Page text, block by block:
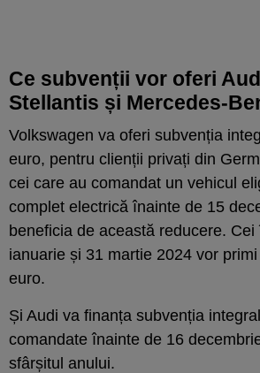
Ce subvenții vor oferi
Stellantis și Mercedes-
Volkswagen va oferi subvenția
euro, pentru clienții privați din
cei care au comandat un vehicul
complet electrică înainte de 15
beneficia de această reducere.
ianuarie și 31 martie 2024 vor
euro.
Și Audi va finanța subvenția
comandate înainte de 16
sfârșitul anului.